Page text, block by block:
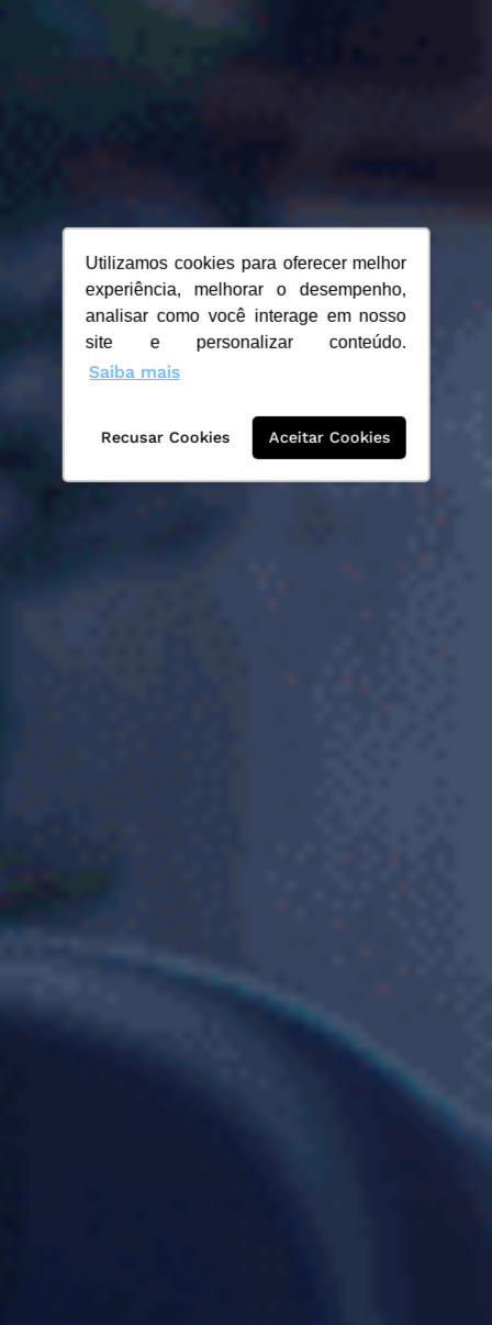
Utilizamos cookies para oferecer melhor
experiência, melhorar o desempenho,
analisar como você interage em nosso
site e personalizar conteúdo.
Saiba mais
Recusar Cookies Aceitar Cookies